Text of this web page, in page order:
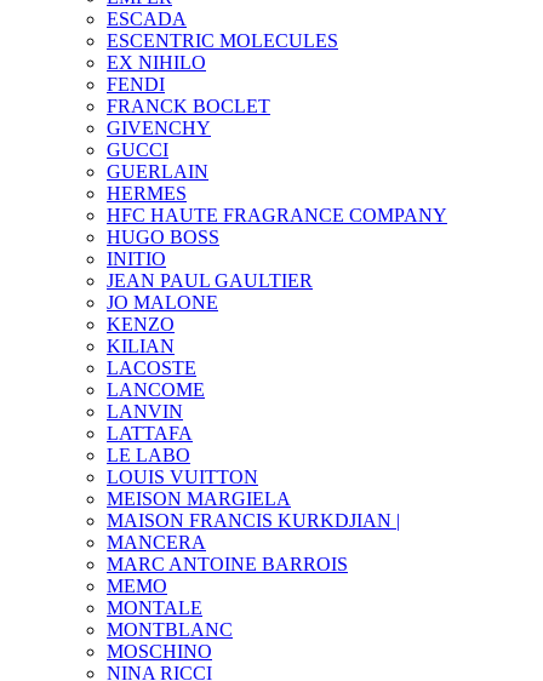
ESCADA
ESCENTRIC MOLECULES
EX NIHILO
FENDI
FRANCK BOCLET
GIVENCHY
GUCCI
GUERLAIN
HERMES
HFC HAUTE FRAGRANCE COMPANY
HUGO BOSS
INITIO
JEAN PAUL GAULTIER
JO MALONE
KENZO
KILIAN
LACOSTE
LANCOME
LANVIN
LATTAFA
LE LABO
LOUIS VUITTON
MEISON MARGIELA
MAISON FRANCIS KURKDJIAN |
MANCERA
MARC ANTOINE BARROIS
MEMO
MONTALE
MONTBLANC
MOSCHINO
NINA RICCI